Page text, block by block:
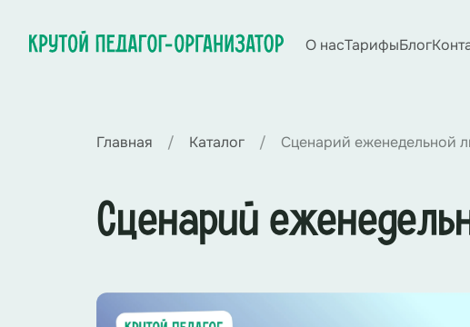
О насТарифыБлог
Главная Каталог Сценарий еженедельной
Сценарий